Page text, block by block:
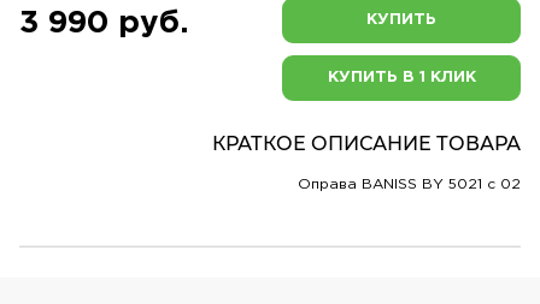
3 990 руб. КУПИТЬ
КУПИТЬ В 1 КЛИК
КРАТКОЕ ОПИСАНИЕ ТОВАРА
Оправа BANISS BY 5021 c 02